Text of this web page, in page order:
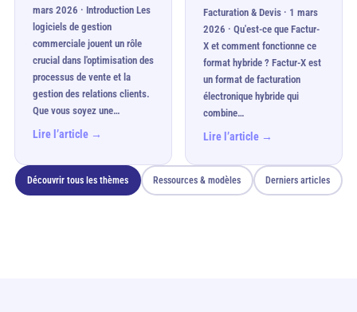
mars 2026 · Introduction Les
logiciels de gestion
commerciale jouent un rôle
crucial dans l'optimisation des
processus de vente et la
gestion des relations clients.
Que vous soyez une…
Lire l’article →
Facturation & Devis · 1 mars
2026 · Qu'est-ce que Factur-
X et comment fonctionne ce
format hybride ? Factur-X est
un format de facturation
électronique hybride qui
combine…
Lire l’article →
Découvrir tous les thèmes Ressources & modèles Derniers articles